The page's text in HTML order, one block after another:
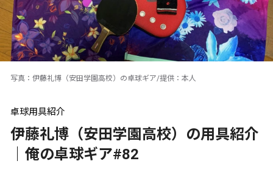
写真：伊藤礼博（安田学園高校）の卓球ギア/提供：本人
卓球用具紹介
伊藤礼博（安田学園高校）の用具紹介
｜俺の卓球ギア#82